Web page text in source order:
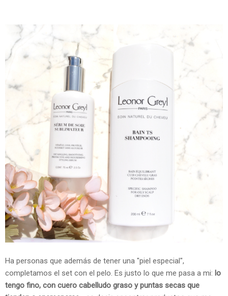
Ha personas que además de tener una "piel especial",
completamos el set con el pelo. Es justo lo que me pasa a mi: lo
tengo fino, con cuero cabelludo graso y puntas secas que